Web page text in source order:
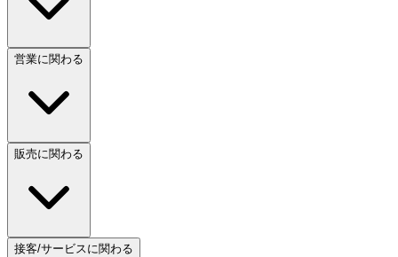
営業に関わる
販売に関わる
接客/サービスに関わる